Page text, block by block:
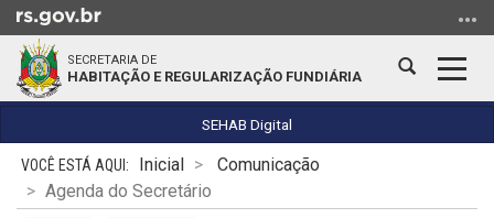
para
conteúdo
para
menu
SECRETARIA DE
HABITAÇÃO E REGULARIZAÇÃO FUNDIÁRIA
Abrir
SEHAB Digital
Início
conteúdo
Inicial
Comunicação
Agenda do Secretário